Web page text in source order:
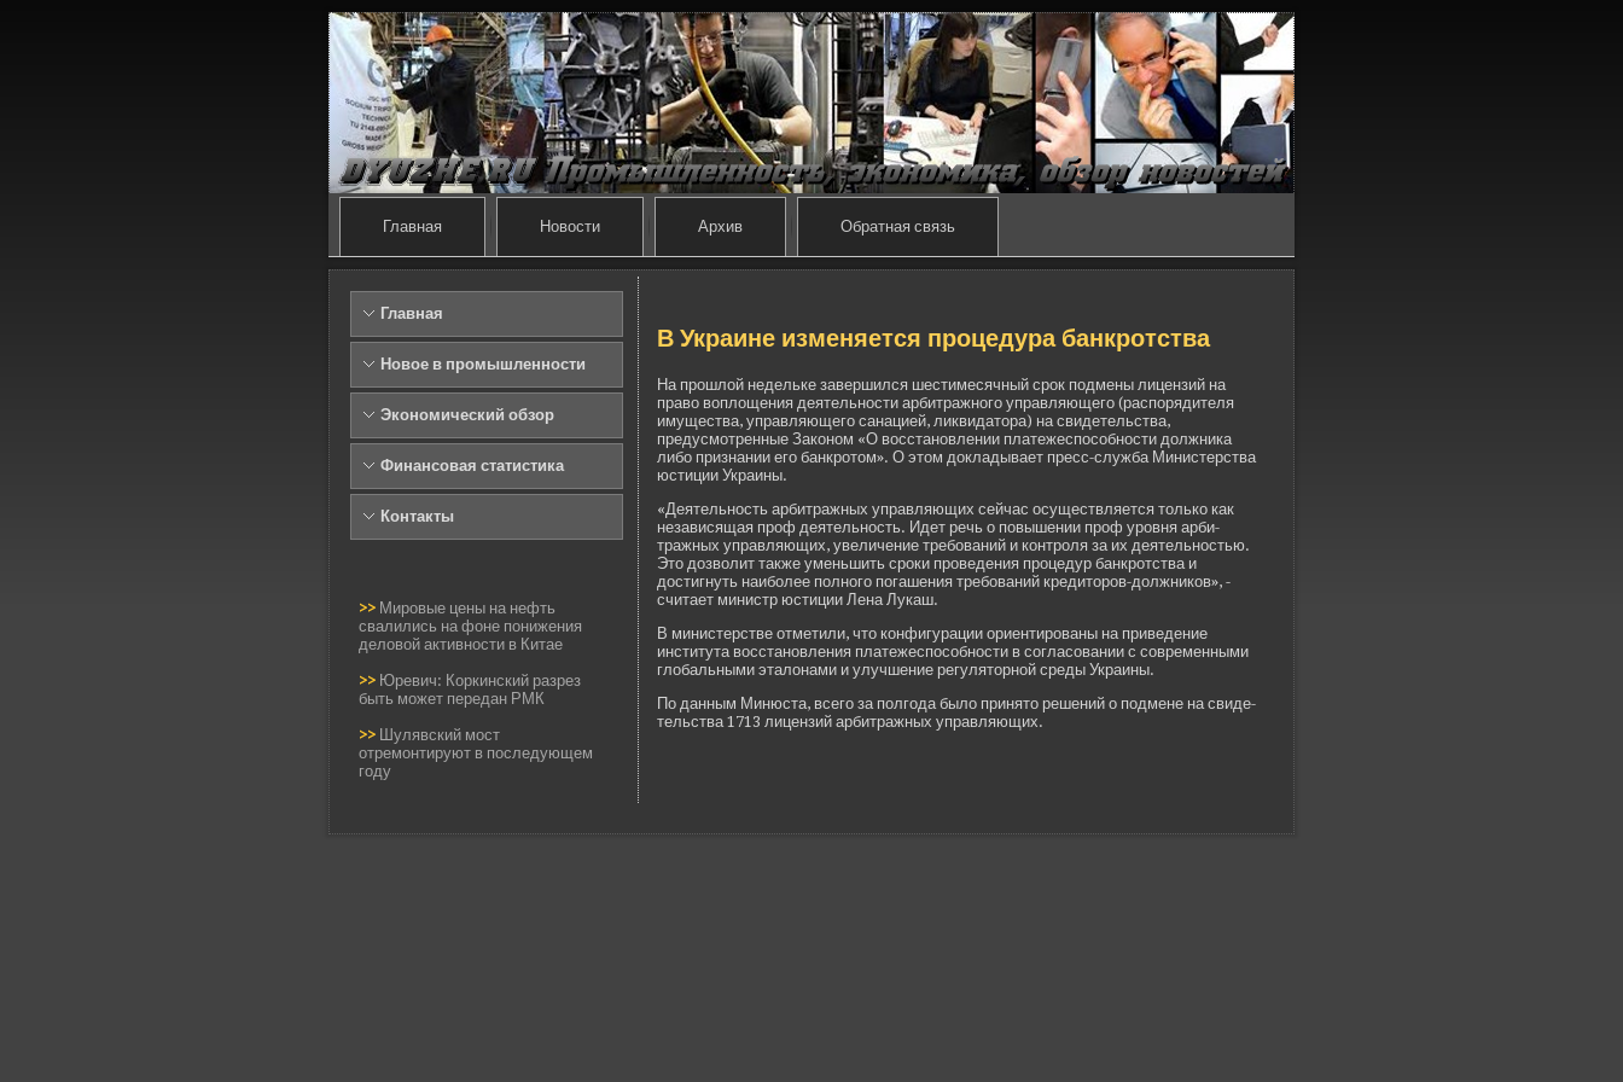
Главная Новости Архив Обратная связь
Главная
Новое в промышленности
Экономический обзор
Финансовая статистика
Контакты
>> Мировые цены на нефть
свалились на фоне понижения
деловой активности в Китае
>> Юревич: Коркинский разрез
быть может передан РМК
>> Шулявский мост
отремонтируют в последующем
году
В Украине изменяется процедура банкротства
На прошлой неде­льке заве­ршился шестимесячный срок подмены лицензий на
право воплощения де­ятельности арби­тражного управляющего (распорядителя
имущества, управляющего санацией, ликвидатора) на свиде­тельства,
предусмотренные Законом «О восстановлении платежеспособности должника
либо признании его банкротом». О этом докладывает пресс-служба Министерства
юстиции Украины.
«Деятельность арби­тражных управляющих сейчас осуществляется только как
независящая проф де­ятельность. Иде­т речь о повышении проф уровня арби­
тражных управляющих, уве­личение требований и контроля за их де­ятельностью.
Это дозволит также уменьшить сроки прове­де­ния процедур банкротства и
достигнуть наиболее полного погашения требований кредиторов-должников», -
считает министр юстиции Лена Лукаш.
В министерстве­ отметили, что конфигурации ориентированы на приве­де­ние
института восстановления платежеспособности в согласовании с современными
глобальными эталонами и улучшение регуляторной среды Украины.
По данным Минюста, всего за полгода было принято решений о подмене на свиде­
тельства 1713 лицензий арби­тражных управляющих.